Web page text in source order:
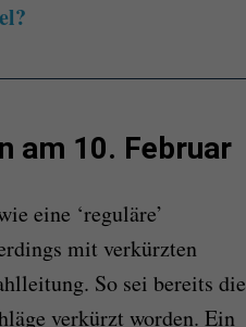
am 10. Februar
eine ‘reguläre’
mit verkürzten
So sei bereits die
verkürzt worden. Ein